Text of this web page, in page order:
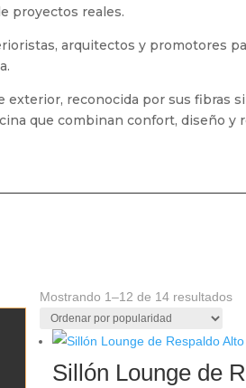
proyectos reales.
arquitectos y promotores
reconocida por sus fibras
que combinan confort, diseño
Mostrando 1–12 de 14 resultados
Sillón Lounge de